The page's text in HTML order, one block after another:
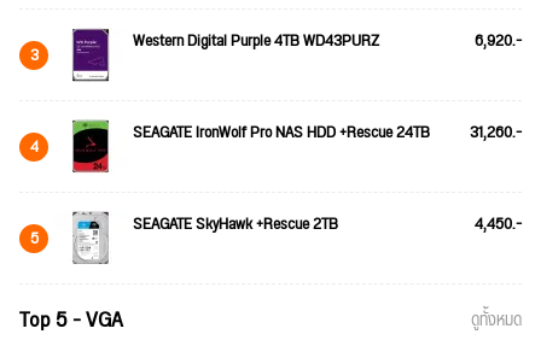
3 Western Digital Purple 4TB WD43PURZ 6,920.-
4 SEAGATE IronWolf Pro NAS HDD +Rescue 24TB 31,260.-
5 SEAGATE SkyHawk +Rescue 2TB 4,450.-
Top 5 - VGA ดูทั้งหมด